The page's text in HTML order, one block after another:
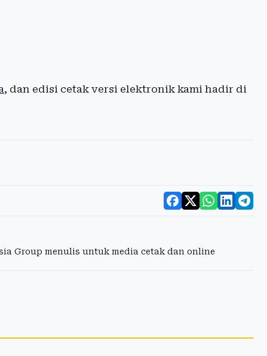
, dan edisi cetak versi elektronik kami hadir di
Group menulis untuk media cetak dan online